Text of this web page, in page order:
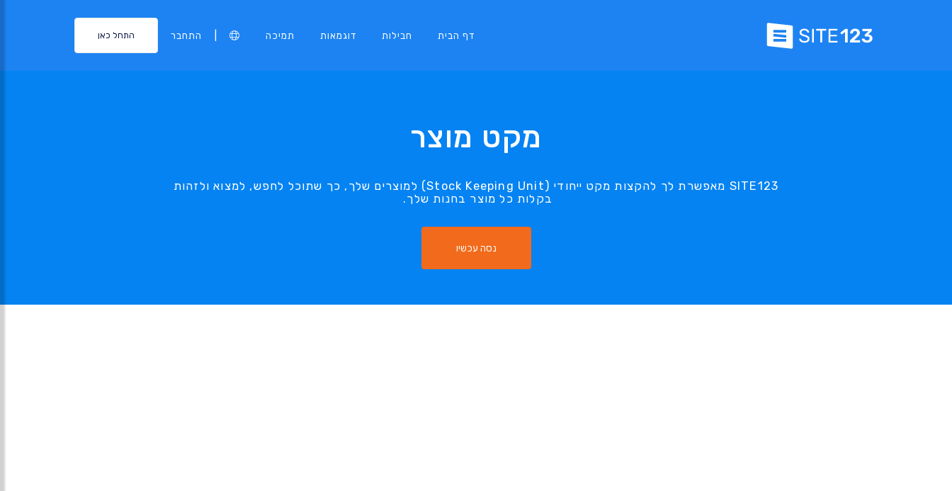
דף הבית חבילות דוגמאות תמיכה התחבר התחל כאן
מקט מוצר
SITE123 מאפשרת לך להקצות מקט ייחודי (Stock Keeping Unit) למוצרים שלך, כך שתוכל לחפש, למצוא ולזהות
בקלות כל מוצר בחנות שלך.
נסה עכשיו